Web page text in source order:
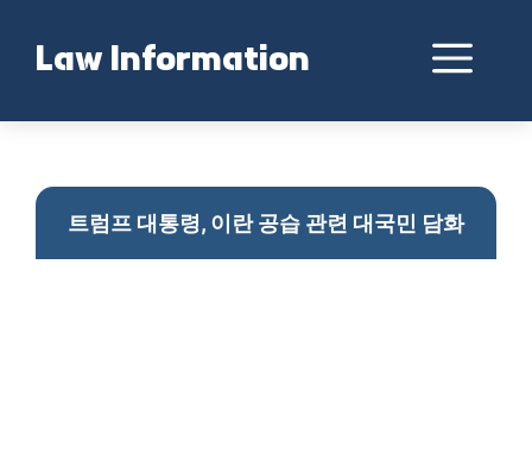
contentLaw Information
트럼프 대통령, 이란 공습 관련 대국민 담화